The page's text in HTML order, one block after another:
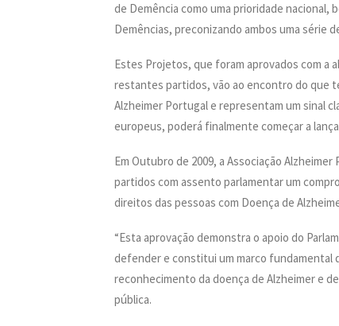
de Demência como uma prioridade nacional,
Demências, preconizando ambos uma série
Estes Projetos, que foram aprovados com a
restantes partidos, vão ao encontro do que
Alzheimer Portugal e representam um sinal
europeus, poderá finalmente começar a
Em Outubro de 2009, a Associação
partidos com assento parlamentar um
direitos das pessoas com Doença de
“Esta aprovação demonstra o apoio do
defender e constitui um marco fundamental
reconhecimento da doença de Alzheimer e
pública.